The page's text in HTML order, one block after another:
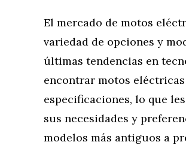
El mercado de motos
variedad de opciones y
últimas tendencias en
encontrar motos
especificaciones, lo que
sus necesidades y
modelos más antiguos a